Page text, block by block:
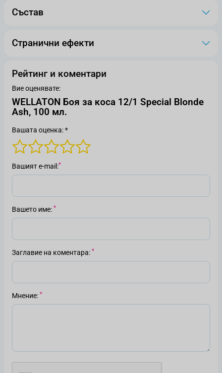
Състав
Странични ефекти
Рейтинг и коментари
Вие оценявате:
WELLATON Боя за коса 12/1 Special Blonde
Ash, 100 мл.
Вашата оценка: *
Вашият е-mail
Вашето име
Заглавие на коментара
Мнение